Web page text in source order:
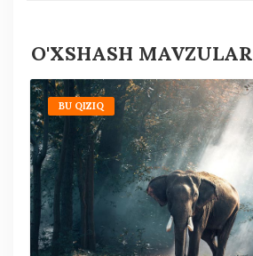
O'XSHASH MAVZULAR
BU QIZIQ